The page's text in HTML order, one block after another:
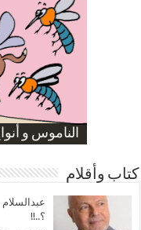
الناموس و
الموظفين بعد
ارتفاع نسبة
صورة
صورة
كتاب وأقلام
؟..!!